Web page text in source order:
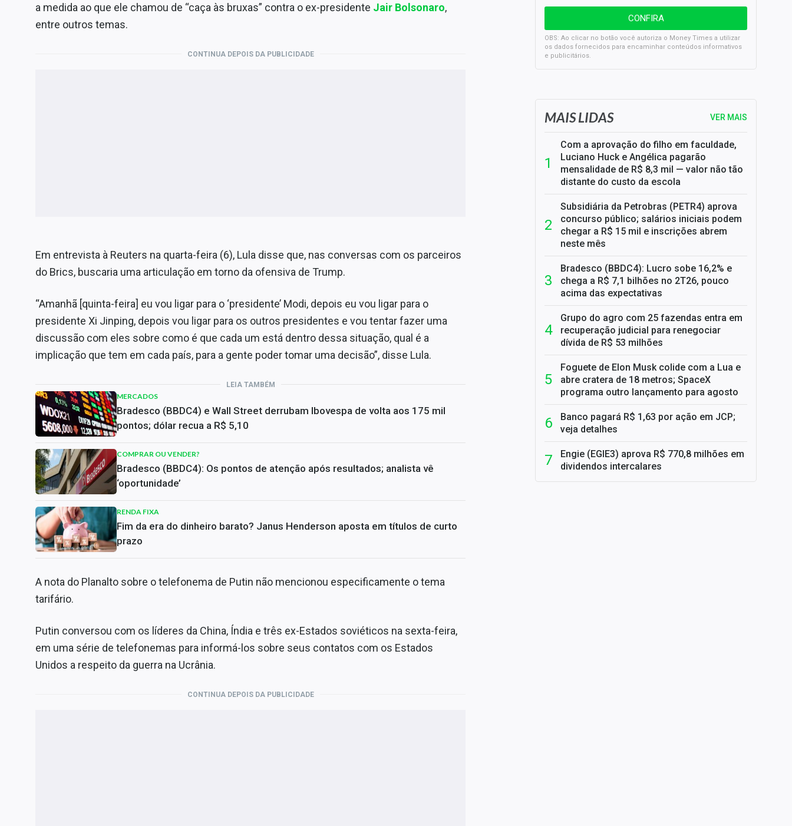
a medida ao que ele chamou de “caça às bruxas” contra o ex-presidente Jair Bolsonaro,
entre outros temas.
CONTINUA DEPOIS DA PUBLICIDADE
Em entrevista à Reuters na quarta-feira (6), Lula disse que, nas conversas com os parceiros
do Brics, buscaria uma articulação em torno da ofensiva de Trump.
“Amanhã [quinta-feira] eu vou ligar para o ‘presidente’ Modi, depois eu vou ligar para o
presidente Xi Jinping, depois vou ligar para os outros presidentes e vou tentar fazer uma
discussão com eles sobre como é que cada um está dentro dessa situação, qual é a
implicação que tem em cada país, para a gente poder tomar uma decisão”, disse Lula.
LEIA TAMBÉM
MERCADOS
Bradesco (BBDC4) e Wall Street derrubam Ibovespa de volta aos 175 mil
pontos; dólar recua a R$ 5,10
COMPRAR OU VENDER?
Bradesco (BBDC4): Os pontos de atenção após resultados; analista vê
‘oportunidade’
RENDA FIXA
Fim da era do dinheiro barato? Janus Henderson aposta em títulos de curto
prazo
A nota do Planalto sobre o telefonema de Putin não mencionou especificamente o tema
tarifário.
Putin conversou com os líderes da China, Índia e três ex-Estados soviéticos na sexta-feira,
em uma série de telefonemas para informá-los sobre seus contatos com os Estados
Unidos a respeito da guerra na Ucrânia.
CONTINUA DEPOIS DA PUBLICIDADE
OBS: Ao clicar no botão você autoriza o Money Times a utilizar
os dados fornecidos para encaminhar conteúdos informativos
e publicitários.
SELIC em 14%: A repercussão da decisão sobre os JUROS
MAIS LIDAS VER MAIS
Com a aprovação do filho em faculdade,
Luciano Huck e Angélica pagarão
mensalidade de R$ 8,3 mil — valor não tão
distante do custo da escola
Subsidiária da Petrobras (PETR4) aprova
concurso público; salários iniciais podem
chegar a R$ 15 mil e inscrições abrem
neste mês
Bradesco (BBDC4): Lucro sobe 16,2% e
chega a R$ 7,1 bilhões no 2T26, pouco
acima das expectativas
Grupo do agro com 25 fazendas entra em
recuperação judicial para renegociar
dívida de R$ 53 milhões
Foguete de Elon Musk colide com a Lua e
abre cratera de 18 metros; SpaceX
programa outro lançamento para agosto
Banco pagará R$ 1,63 por ação em JCP;
veja detalhes
Engie (EGIE3) aprova R$ 770,8 milhões em
dividendos intercalares